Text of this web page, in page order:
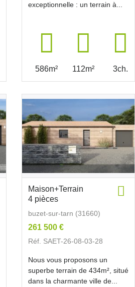
exceptionnelle : un terrain à...
586m² 112m² 3ch.
Maison+Terrain
4 pièces
buzet-sur-tarn (31660)
261 500 €
Réf. SAET-26-08-03-28
Nous vous proposons un
superbe terrain de 434m², situé
dans la charmante ville de...